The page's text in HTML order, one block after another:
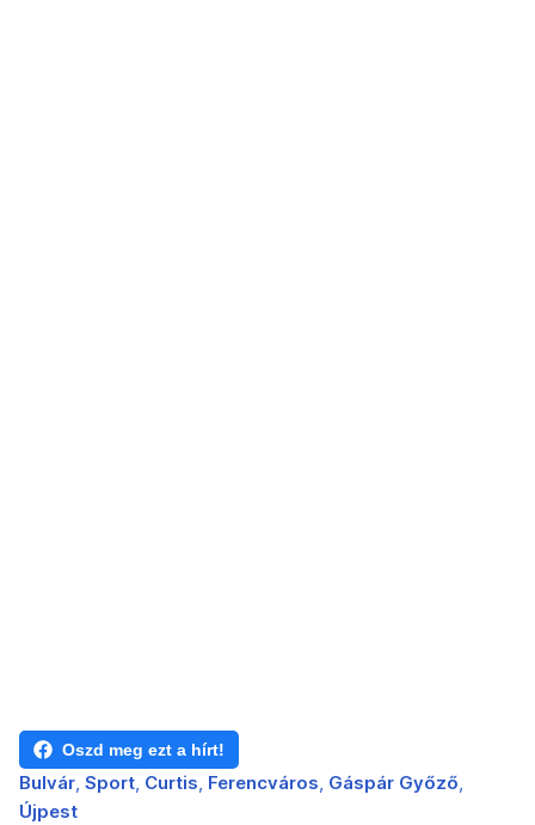
Oszd meg ezt a hírt!
Bulvár Sport Curtis Ferencváros Gáspár Győző
Újpest